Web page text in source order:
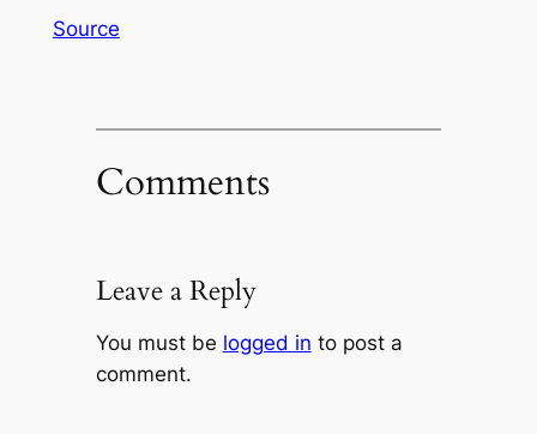
Source
Comments
Leave a Reply
You must be logged in to post a
comment.